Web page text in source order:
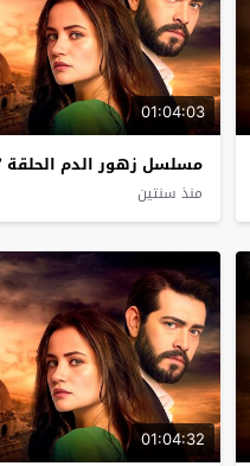
01:04:03
مسلسل زهور الدم الحلقة 397
منذ سنتين
01:04:32